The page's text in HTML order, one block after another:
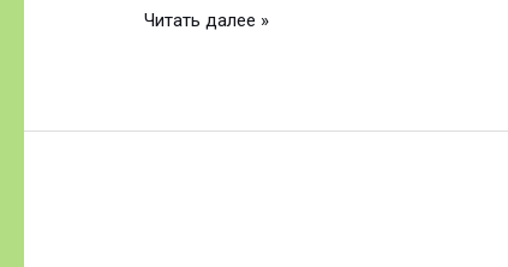
Читать далее »